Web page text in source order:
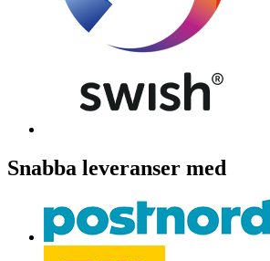
Snabba leveranser med